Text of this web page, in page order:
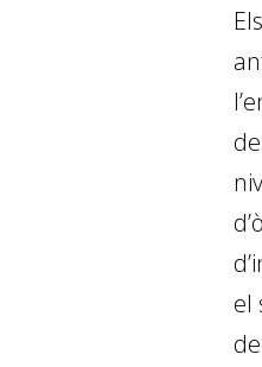
el